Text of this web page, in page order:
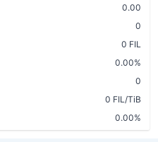
0.00
0
0 FIL
0.00%
0
0 FIL/TiB
0.00%